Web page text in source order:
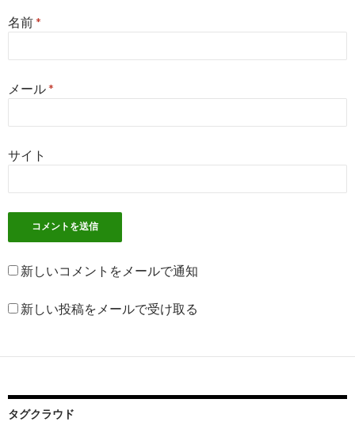
名前*
メール*
サイト
新しいコメントをメールで通知
新しい投稿をメールで受け取る
タグクラウド